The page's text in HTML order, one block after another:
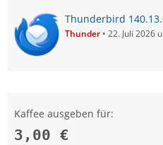
Thunderbird
Thunder 22. Juli 2026
Kaffee ausgeben für:
3,00 €